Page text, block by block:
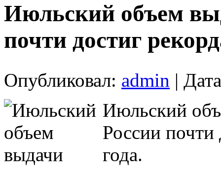
Июльский объем
почти достиг
Опубликовал: admin |
Июльский
России почти
года.